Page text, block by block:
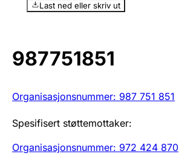
Årsregnskap
Last ned eller skriv ut
987751851
Organisasjonsnummer: 987 751 851
Spesifisert støttemottaker:
Organisasjonsnummer: 972 424 870